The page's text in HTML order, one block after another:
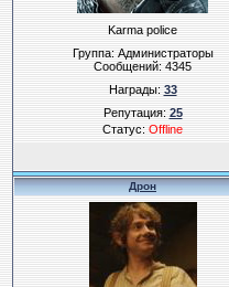
Karma police
Группа: Администраторы
Сообщений:4345
Награды:33
Репутация:25
Статус:Offline
Дрон